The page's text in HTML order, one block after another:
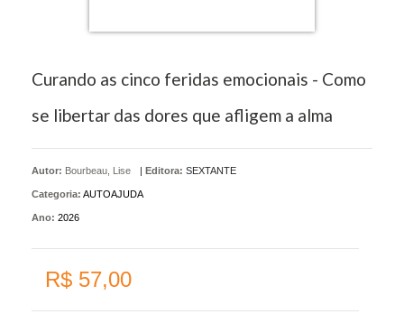
Curando as cinco feridas emocionais - Como
se libertar das dores que afligem a alma
Autor: Bourbeau, Lise | Editora: SEXTANTE
Categoria: AUTOAJUDA
Ano: 2026
R$ 57,00